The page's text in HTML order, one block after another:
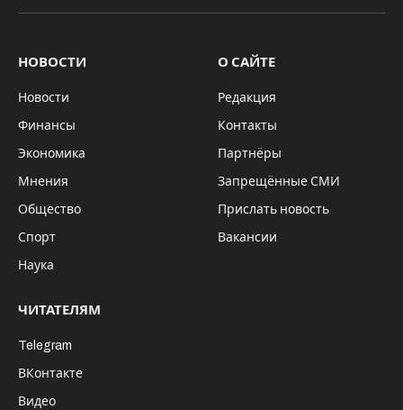
НОВОСТИ
Новости
Финансы
Экономика
Мнения
Общество
Спорт
Наука
О САЙТЕ
Редакция
Контакты
Партнёры
Запрещённые СМИ
Прислать новость
Вакансии
ЧИТАТЕЛЯМ
Telegram
ВКонтакте
Видео